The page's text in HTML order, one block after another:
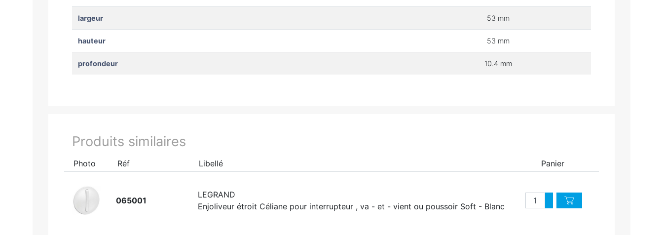
largeur 53 mm
hauteur 53 mm
profondeur 10.4 mm
Produits similaires
Photo Réf Libellé Panier
065001
LEGRAND
Enjoliveur étroit Céliane pour interrupteur , va - et - vient ou poussoir Soft - Blanc
QuantitéAugmenter quantité
Diminuer quantité